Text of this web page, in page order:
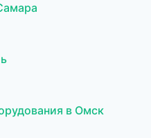
в Омск